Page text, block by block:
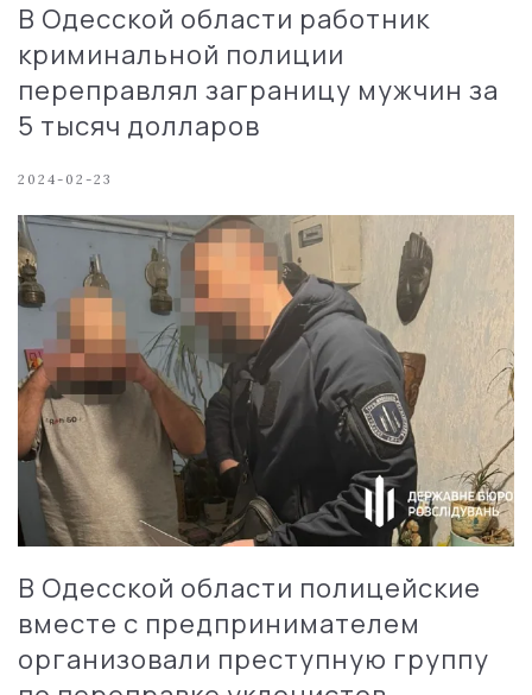
В Одесской области работник
криминальной полиции
переправлял заграницу мужчин за
5 тысяч долларов
2024-02-23
В Одесской области полицейские
вместе с предпринимателем
организовали преступную группу